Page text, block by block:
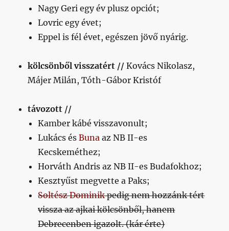
Nagy Geri egy év plusz opciót;
Lovric egy évet;
Eppel is fél évet, egészen jövő nyárig.
kölcsönből visszatért // Kovács Nikolasz,
Májer Milán, Tóth-Gábor Kristóf
távozott //
Kamber kábé visszavonult;
Lukács ésBuna az NB II-es
Kecskeméthez;
Horváth Andris az NB II-es Budafokhoz;
Kesztyűst megvette a Paks;
Soltész Dominikpedig nem hozzánk tért
vissza az ajkai kölcsönből, hanem
Debrecenben igazolt. (kár érte)